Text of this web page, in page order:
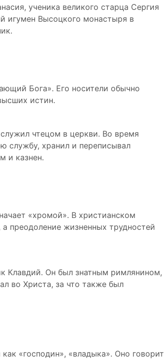
ученика великого старца Сергия
игумен Высоцкого монастыря в
Бога». Его носители обычно
истин.
чтецом в церкви. Во время
службу, хранил и переписывал
и казнен.
«хромой». В христианском
преодоление жизненных трудностей
Клавдий. Он был знатным римлянином,
во Христа, за что также был
«господин», «владыка». Оно говорит